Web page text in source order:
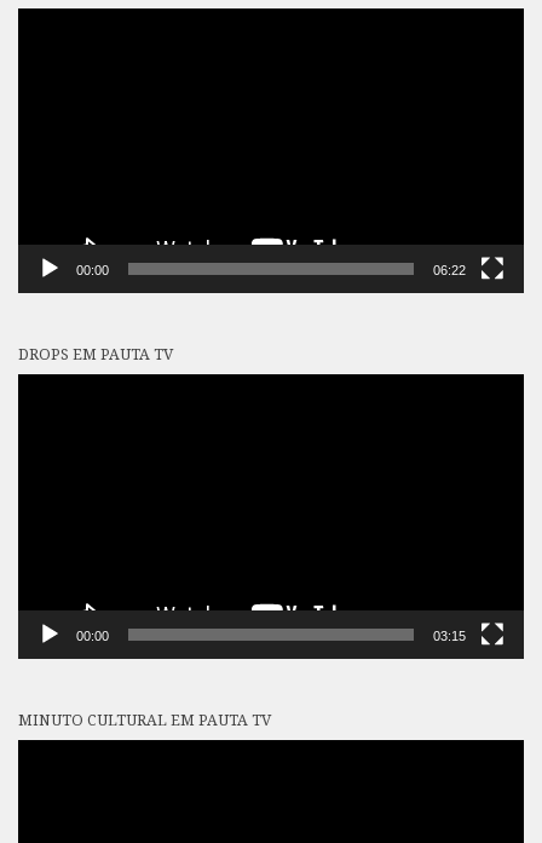
00:00 06:22
DROPS EM PAUTA TV
00:00 03:15
MINUTO CULTURAL EM PAUTA TV